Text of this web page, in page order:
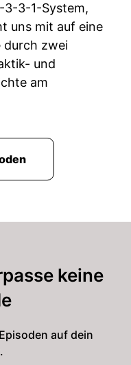
3-3-1-System,
uns mit auf eine
durch zwei
und
am
keine
auf dein